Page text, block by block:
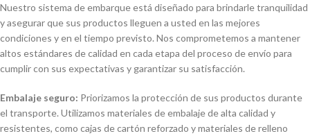
Nuestro sistema de embarque está diseñado para brindarle tranquilidad
y asegurar que sus productos lleguen a usted en las mejores
condiciones y en el tiempo previsto. Nos comprometemos a mantener
altos estándares de calidad en cada etapa del proceso de envío para
cumplir con sus expectativas y garantizar su satisfacción.
Embalaje seguro: Priorizamos la protección de sus productos durante
el transporte. Utilizamos materiales de embalaje de alta calidad y
resistentes, como cajas de cartón reforzado y materiales de relleno